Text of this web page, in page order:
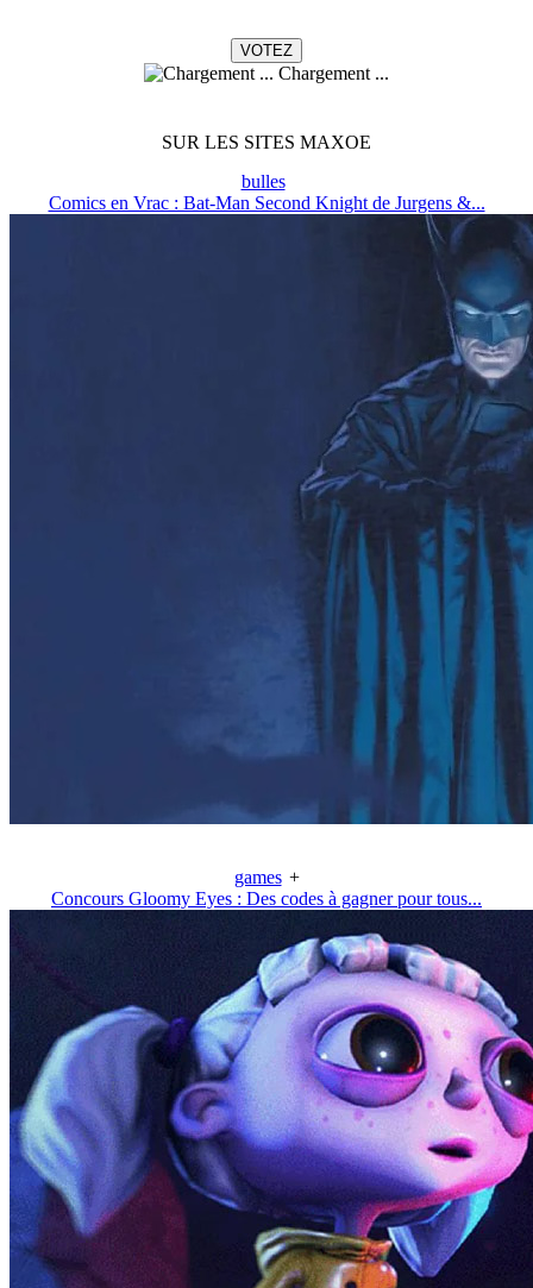
Chargement ...
SUR LES SITES MAXOE
bulles
Comics en Vrac : Bat-Man Second Knight de Jurgens &...
games +
Concours Gloomy Eyes : Des codes à gagner pour tous...